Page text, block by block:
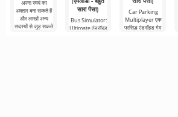
अपना स्वयं का
अवतार बना सकते हैं
और लाखों अन्य
सदस्यों से जुड़ सकते
सारा पैसा)
Bus Simulator:
Ultimate एंड्रॉइड
Car Parking
Multiplayer एक
प्रसिद्ध एंड्रॉइड गेम